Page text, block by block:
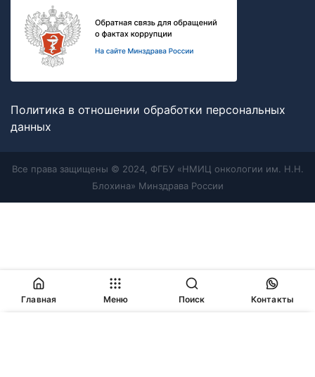
Политика в отношении обработки персональных
данных
Все права защищены © 2024, ФГБУ «НМИЦ онкологии им. Н.Н.
Блохина» Минздрава России
Главная Меню Поиск Контакты